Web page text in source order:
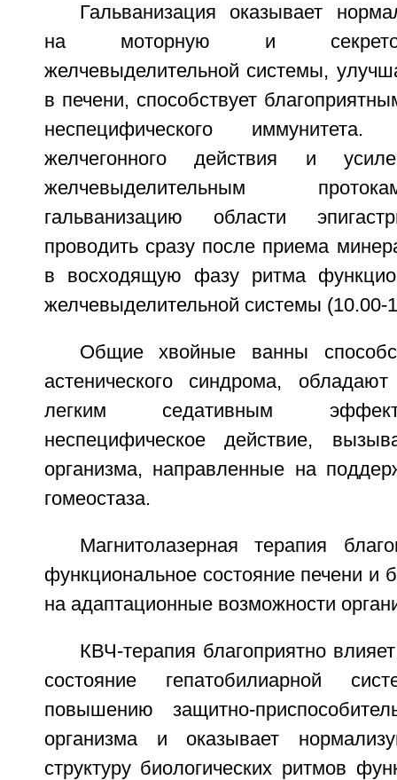
Гальванизация оказывает
на моторную и
желчевыделительной системы,
в печени, способствует
неспецифического
желчегонного действия и
желчевыделительным
гальванизацию области
проводить сразу после приема
в восходящую фазу ритма
желчевыделительной системы (10.00-
Общие хвойные ванны
астенического синдрома,
легким седативным
неспецифическое действие,
организма, направленные на
гомеостаза.
Магнитолазерная терапия
функциональное состояние печени и
на адаптационные возможности
КВЧ-терапия благоприятно
состояние гепатобилиарной
повышению защитно-
организма и оказывает
структуру биологических ритмов